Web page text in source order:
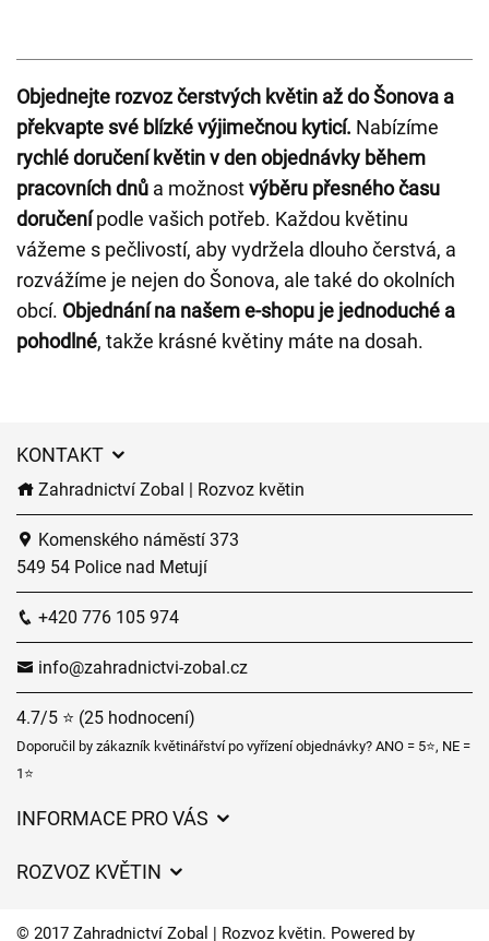
Objednejte rozvoz čerstvých květin až do Šonova a
překvapte své blízké výjimečnou kyticí. Nabízíme
rychlé doručení květin v den objednávky během
pracovních dnů a možnostvýběru přesného času
doručenípodle vašich potřeb. Každou květinu
vážeme s pečlivostí, aby vydržela dlouho čerstvá, a
rozvážíme je nejen do Šonova, ale také do okolních
obcí. Objednání na našem e-shopu je jednoduché a
pohodlné, takže krásné květiny máte na dosah.
KONTAKT
Zahradnictví Zobal | Rozvoz květin
Komenského náměstí 373
549 54 Police nad Metují
+420 776 105 974
info@zahradnictvi-zobal.cz
4.7/5 ⭐ (25 hodnocení)
Doporučil by zákazník květinářství po vyřízení objednávky? ANO = 5⭐, NE =
1⭐
INFORMACE PRO VÁS
Často kladené dotazy
ROZVOZ KVĚTIN
© 2017 Zahradnictví Zobal | Rozvoz květin. Powered by